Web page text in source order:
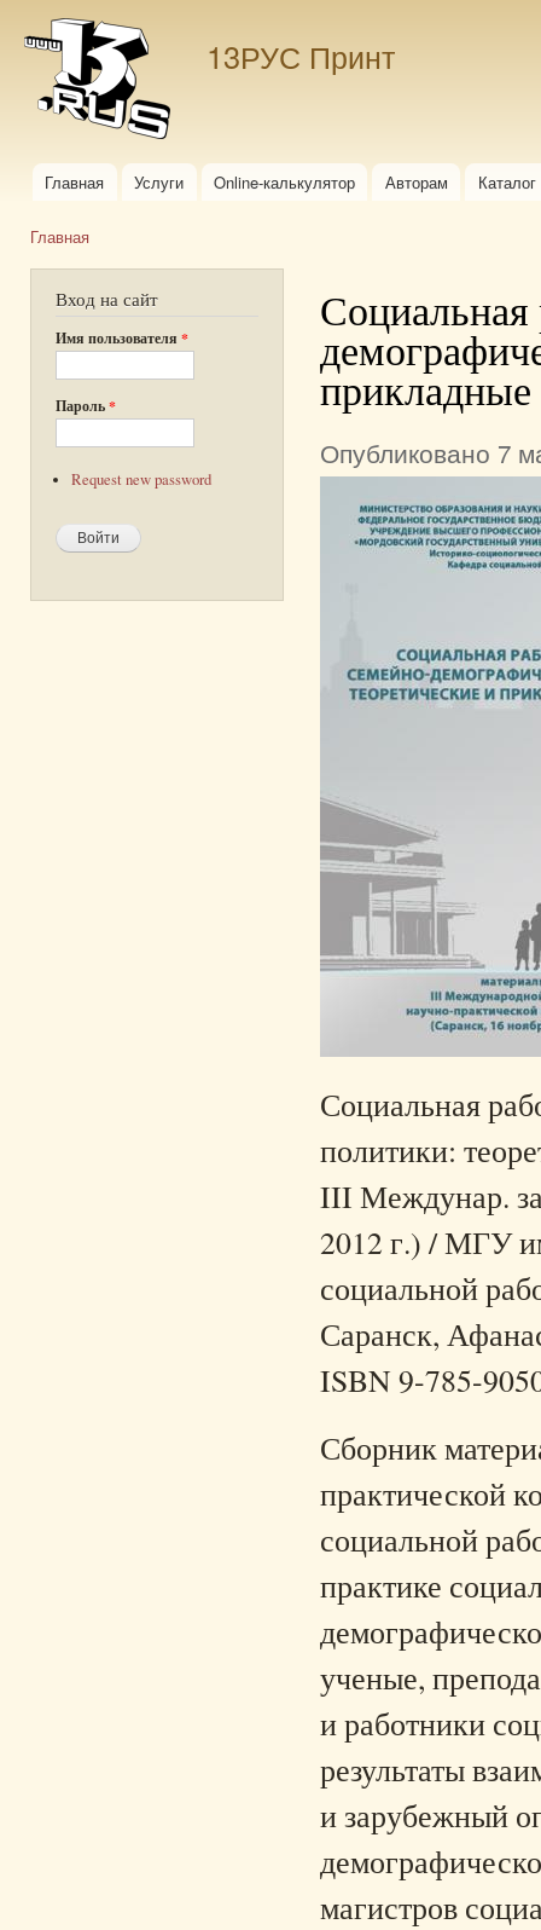
13РУС Принт
Главное меню
Главная Услуги Online-калькулятор Авторам
Главная
Вход на сайт
Имя пользователя *
Пароль*
Request new password
Социальная
Опубликовано 7
Социальная
политики:
III Междунар.
2012 г.) / МГУ
социальной
Саранск,
ISBN 9-785-
Сборник
практической
социальной
практике
ученые,
и работники
результаты
и зарубежный
магистров